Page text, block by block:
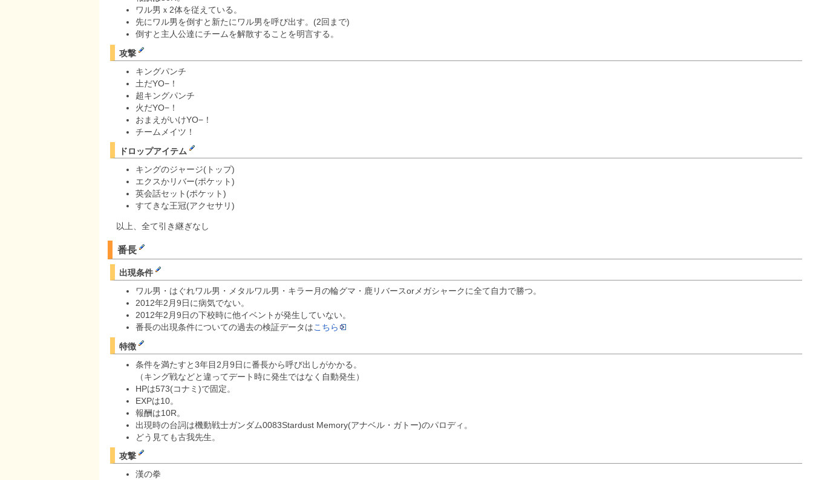
ワル男ｘ2体を従えている。
先にワル男を倒すと新たにワル男を呼び出す。(2回まで)
倒すと主人公達にチームを解散することを明言する。
攻撃
キングパンチ
土だYO−！
超キングパンチ
火だYO−！
おまえがいけYO−！
チームメイツ！
ドロップアイテム
キングのジャージ(トップ)
エクスかリバー(ポケット)
英会話セット(ポケット)
すてきな王冠(アクセサリ)
以上、全て引き継ぎなし
番長
出現条件
ワル男・はぐれワル男・メタルワル男・キラー月の輪グマ・鹿リバースorメガシャークに全て自力で勝つ。
2012年2月9日に病気でない。
2012年2月9日の下校時に他イベントが発生していない。
番長の出現条件についての過去の検証データはこちら
特徴
条件を満たすと3年目2月9日に番長から呼び出しがかかる。
（キング戦などと違ってデート時に発生ではなく自動発生）
HPは573(コナミ)で固定。
EXPは10。
報酬は10R。
出現時の台詞は機動戦士ガンダム0083Stardust Memory(アナベル・ガトー)のパロディ。
どう見ても古我先生。
攻撃
漢の拳